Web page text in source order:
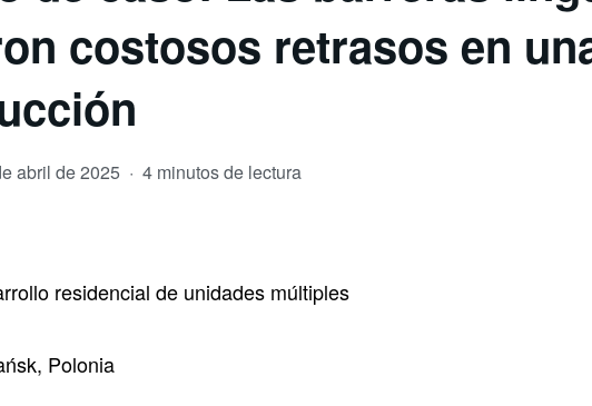
costosos retrasos en
abril de 2025 · 4 minutos de lectura
residencial de unidades múltiples
Polonia